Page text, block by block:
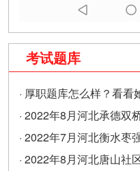
考试题库
· 厚职题库怎么样？看看
· 2022年8月河北承德双
题及答案（精选）
· 2022年7月河北衡水枣
题及答案
· 2022年8月河北唐山社